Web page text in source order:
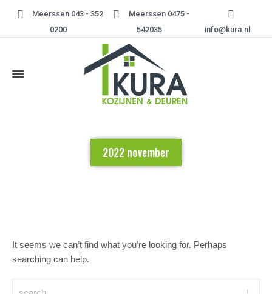
Meerssen 043 - 352
0200
Meerssen 0475 -
542035
info@kura.nl
2022 november
It seems we can’t find what you’re looking for. Perhaps
searching can help.